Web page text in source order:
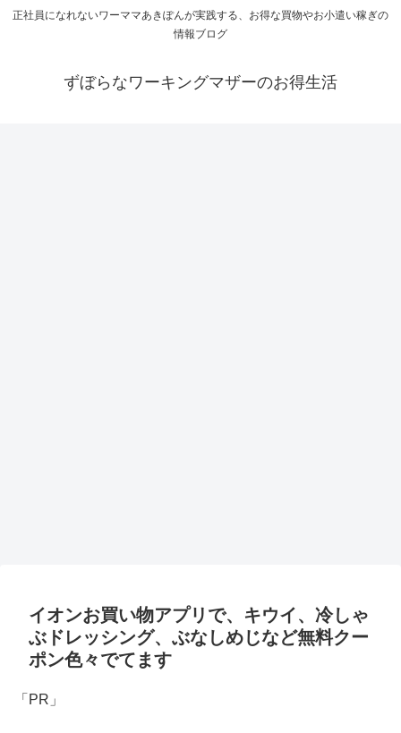
正社員になれないワーママあきぽんが実践する、お得な買物やお小遣い稼ぎの
情報ブログ
ずぼらなワーキングマザーのお得生活
イオンお買い物アプリで、キウイ、冷しゃ
ぶドレッシング、ぶなしめじなど無料クー
ポン色々でてます
「PR」